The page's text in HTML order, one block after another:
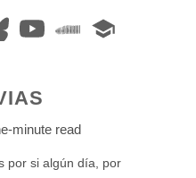
minute read
por si algún día, por